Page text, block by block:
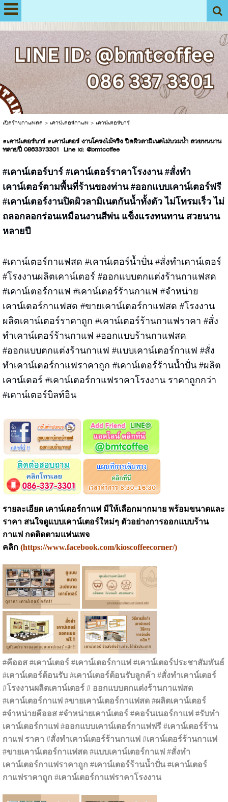
เปิดร้านกาแฟสด > เคาน์เตอร์กาแฟ> เคาน์เตอร์บาร์
#เคาน์เตอร์บาร์ #เคาน์เตอร์ งานโครงไม้จริง ปิดผิวลามิเนตไม่บวมน้ำ สวยทนนาน
หลายปี 0863373301 Line id: @bmtcoffee
#เคาน์เตอร์บาร์ #เคาน์เตอร์ราคาโรงงาน #สั่งทำ
เคาน์เตอร์ตามพื้นที่ร้านของท่าน #ออกแบบเคาน์เตอร์ฟรี
#เคาน์เตอร์งานปิดผิวลามิเนตกันน้ำทั้งตัว ไม่โทรมเร็ว ไม่
ถลอกลอกร่อนเหมือนงานสีพ่น แข็งแรงทนทาน สวยนาน
หลายปี
#เคาน์เตอร์กาแฟสด #เคาน์เตอร์น้ำปั่น #สั่งทำเคาน์เตอร์
#โรงงานผลิตเคาน์เตอร์ #ออกแบบตกแต่งร้านกาแฟสด
#เคาน์เตอร์กาแฟ #เคาน์เตอร์ร้านกาแฟ #จำหน่าย
เคาน์เตอร์กาแฟสด #ขายเคาน์เตอร์กาแฟสด #โรงงาน
ผลิตเคาน์เตอร์ราคาถูก #เคาน์เตอร์ร้านกาแฟราคา #สั่ง
ทำเคาน์เตอร์ร้านกาแฟ #ออกแบบร้านกาแฟสด
#ออกแบบตกแต่งร้านกาแฟ #แบบเคาน์เตอร์กาแฟ #สั่ง
ทำเคาน์เตอร์กาแฟราคาถูก #เคาน์เตอร์ร้านน้ำปั่น #ผลิต
เคาน์เตอร์ #เคาน์เตอร์กาแฟราคาโรงงาน ราคาถูกกว่า
#เคาน์เตอร์บิลท์อิน
รายละเอียด เคาน์เตอร์กาแฟ มีให้เลือกมากมาย พร้อมขนาดและ
ราคา สนใจดูแบบเคาน์เตอร์ใหม่ๆ ตัวอย่างการออกแบบร้าน
กาแฟ กดติดตามแฟนเพจ
คลิก (https://www.facebook.com/kioscoffeecorner/)
#คีออส #เคาน์เตอร์ #เคาน์เตอร์กาแฟ #เคาน์เตอร์ประชาสัมพันธ์
#เคาน์เตอร์ต้อนรับ #เคาน์เตอร์ต้อนรับลูกค้า #สั่งทำเคาน์เตอร์
#โรงงานผลิตเคาน์เตอร์ # ออกแบบตกแต่งร้านกาแฟสด
#เคาน์เตอร์กาแฟ #ขายเคาน์เตอร์กาแฟสด #ผลิตเคาน์เตอร์
#จำหน่ายคีออส #จำหน่ายเคาน์เตอร์ #คอร์นเนอร์กาแฟ #รับทำ
เคาน์เตอร์กาแฟ #ออกแบบเคาน์เตอร์กาแฟฟรี #เคาน์เตอร์ร้าน
กาแฟ ราคา #สั่งทำเคาน์เตอร์ร้านกาแฟ #เคาน์เตอร์ร้านกาแฟ
#ขายเคาน์เตอร์กาแฟสด #แบบเคาน์เตอร์กาแฟ #สั่งทำ
เคาน์เตอร์กาแฟราคาถูก #เคาน์เตอร์ร้านน้ำปั่น #เคาน์เตอร์
กาแฟราคาถูก #เคาน์เตอร์กาแฟราคาโรงงาน